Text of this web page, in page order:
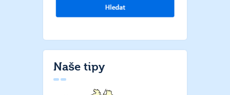
Naše tipy